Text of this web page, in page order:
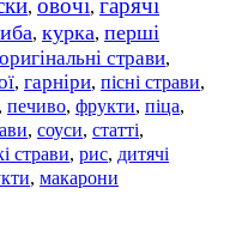
, овочі, гарячі
, курка, перші
оригінальні страви,
, гарніри, пісні страви,
, печиво, фрукти, піца,
, соуси, статті,
страви, рис, дитячі
, макарони